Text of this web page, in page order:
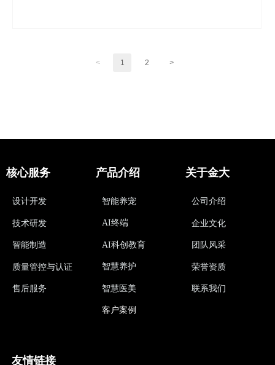
< 1 2 >
核心服务
设计开发
技术研发
智能制造
质量管控与认证
售后服务
产品介绍
智能养宠
AI终端
AI科创教育
智慧养护
智慧医美
客户案例
关于金大
公司介绍
企业文化
团队风采
荣誉资质
联系我们
友情链接